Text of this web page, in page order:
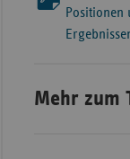
Positionen
Mehr zum